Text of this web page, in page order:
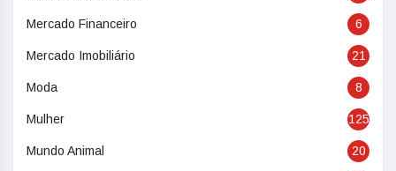
Mercado Financeiro 6
Mercado Imobiliário 21
Moda 8
Mulher 125
Mundo Animal 20